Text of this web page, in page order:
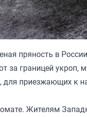
пряность в
за границей укроп,
, для приезжающих к
Жителям